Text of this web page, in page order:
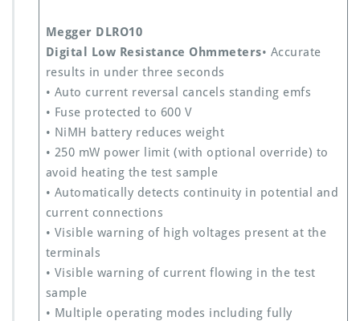
Megger DLRO10
Digital Low Resistance Ohmmeters• Accurate
results in under three seconds
• Auto current reversal cancels standing emfs
• Fuse protected to 600 V
• NiMH battery reduces weight
• 250 mW power limit (with optional override) to
avoid heating the test sample
• Automatically detects continuity in potential and
current connections
• Visible warning of high voltages present at the
terminals
• Visible warning of current flowing in the test
sample
• Multiple operating modes including fully